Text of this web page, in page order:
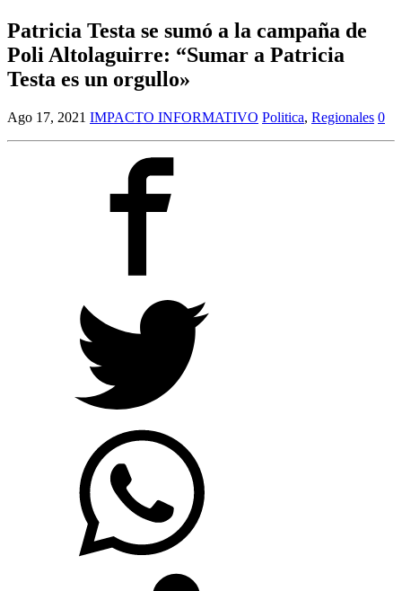
Patricia Testa se sumó a la campaña de
Poli Altolaguirre: “Sumar a Patricia
Testa es un orgullo»
Ago 17, 2021 IMPACTO INFORMATIVO Politica, Regionales 0